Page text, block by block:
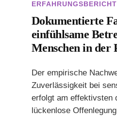
Dokumentierte
einfühlsame
Menschen in der
Der empirische
Zuverlässigkeit bei
erfolgt am effektivsten
lückenlose